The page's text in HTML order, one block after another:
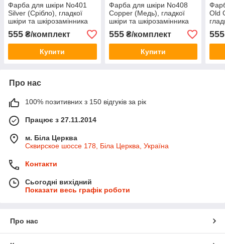
Фарба для шкіри No401
Silver (Срібло), гладкої
шкіри та шкірозамінника
25 мл + аплікатор
555 ₴/комплект
Купити
Фарба для шкіри No408
Copper (Медь), гладкої
шкіри та шкірозамінника
25 мл + аплікатор
555₴/комплект
Купити
Old
555
Про нас
100% позитивних з 150 відгуків за рік
Працює з 27.11.2014
м. Біла Церква
Сквирское шоссе 178, Біла Церква, Україна
Контакти
Сьогодні вихідний
Показати весь графік роботи
Про нас